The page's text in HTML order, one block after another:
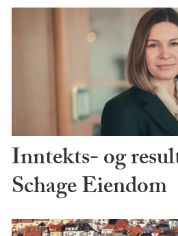
Inntekts- og
Schage Eiendom